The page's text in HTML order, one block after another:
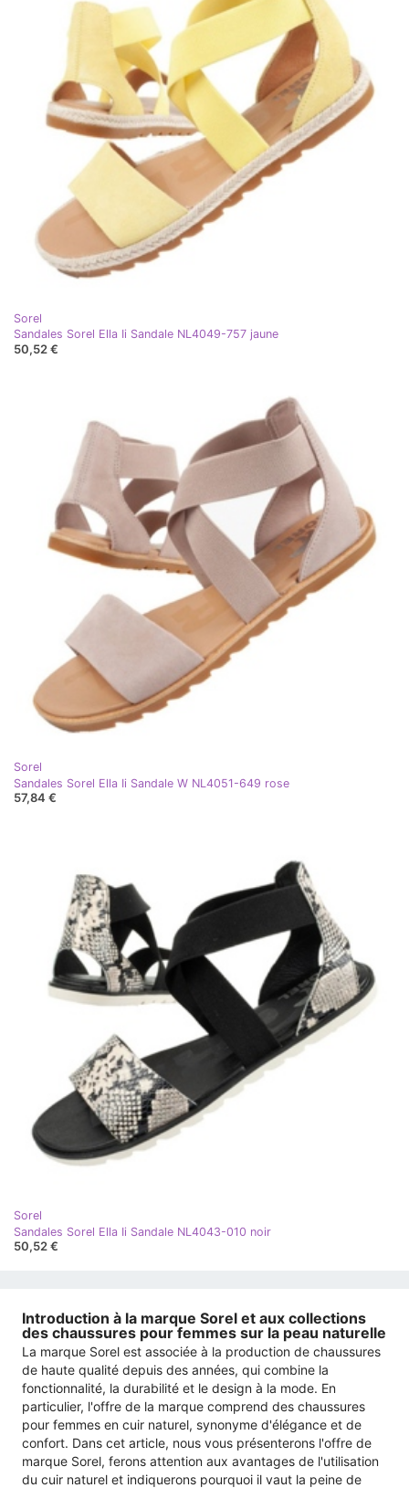
Sorel
Sandales Sorel Ella Ii Sandale NL4049-757 jaune
50,52 €
Sorel
Sandales Sorel Ella Ii Sandale W NL4051-649 rose
57,84 €
Sorel
Sandales Sorel Ella Ii Sandale NL4043-010 noir
50,52 €
Introduction à la marque Sorel et aux collections
des chaussures pour femmes sur la peau naturelle
La marque Sorel est associée à la production de chaussures
de haute qualité depuis des années, qui combine la
fonctionnalité, la durabilité et le design à la mode. En
particulier, l'offre de la marque comprend des chaussures
pour femmes en cuir naturel, synonyme d'élégance et de
confort. Dans cet article, nous vous présenterons l'offre de
marque Sorel, ferons attention aux avantages de l'utilisation
du cuir naturel et indiquerons pourquoi il vaut la peine de